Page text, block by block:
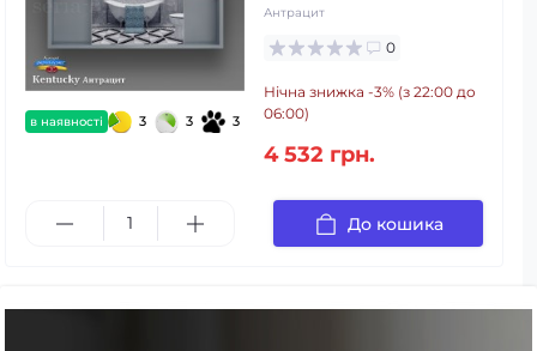
в наявності 3 3 3
Антрацит
0
Нічна знижка -3% (з 22:00 до
06:00)
4 532 грн.
До кошика